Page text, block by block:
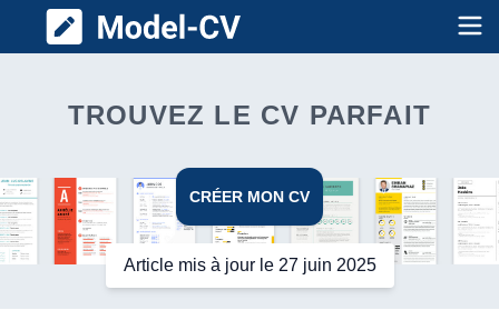
Model CV
TROUVEZ LE CV PARFAIT
CRÉER MON CV
Article mis à jour le 27 juin 2025